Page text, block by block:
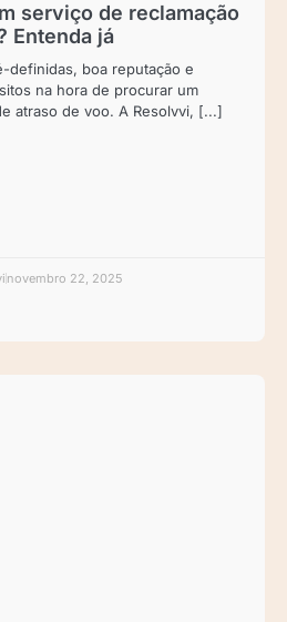
serviço de reclamação
Entenda já
definidas, boa reputação e
na hora de procurar um
atraso de voo. A Resolvvi, [...]
novembro 22, 2025